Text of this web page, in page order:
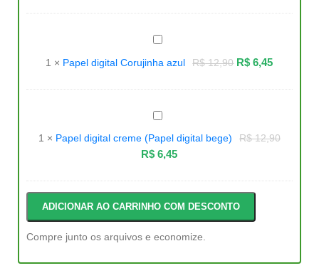
Papel
digital
azul
1 × Papel digital Corujinha azul R$12,90 R$ 6,45
Papel
digital
(Papel
digital
bege)
1 × Papel digital creme (Papel digital bege) R$12,90
R$ 6,45
ADICIONAR AO CARRINHO COM DESCONTO
Compre junto os arquivos e economize.